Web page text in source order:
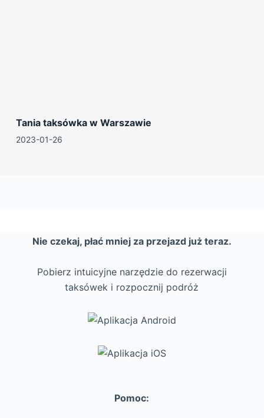
Tania taksówka w Warszawie
2023-01-26
Nie czekaj, płać mniej za przejazd już teraz.
Pobierz intuicyjne narzędzie do rezerwacji
taksówek i rozpocznij podróż
Pomoc: